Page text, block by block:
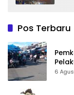
Pos Terbaru
6